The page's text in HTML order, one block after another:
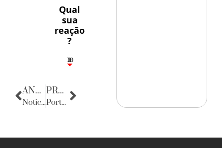
Qual
sua
reação
?
3
1
1
3
10
ANTERIOR
Noticias de Sergipe
PRÓXIMA
Porta Retratos